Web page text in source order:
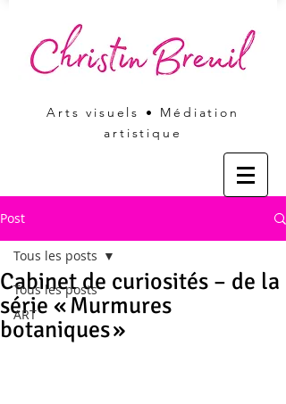
Arts visuels • Médiation
artistique
Post
Tous les posts
ART
Tous les posts
Cabinet de curiosités – de la
série « Murmures
botaniques »